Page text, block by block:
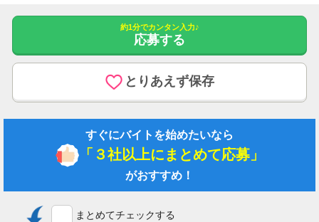
給与下限：月給 241,752円～
給与上限：月給 259,752円
基本給 178,752円～188,752円
資格手当 2,000円～10,000円
（初任者研修（ヘルパー2級））2,000円
（実務者研修（ヘルパー1級））5,000円
（介護福祉士）10,000円
夜勤手当 4,000円／回・6回／月
住宅手当 15,000円
扶養手当 （配偶者）15,000円（子）10,000円
約1分でカンタン入力♪
応募する
とりあえず保存
すぐにバイトを始めたいなら
「３社以上にまとめて応募」
がおすすめ！
まとめてチェックする